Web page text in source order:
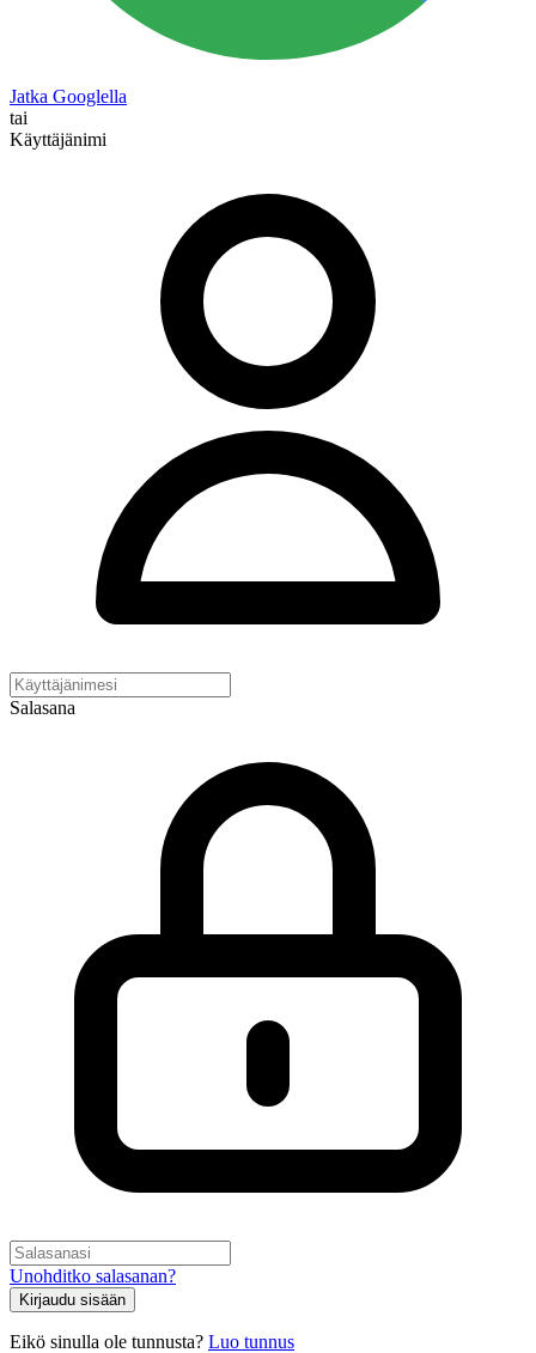
Jatka Googlella
tai
Käyttäjänimi
Salasana
Unohditko salasanan?
Kirjaudu sisään
Eikö sinulla ole tunnusta? Luo tunnus